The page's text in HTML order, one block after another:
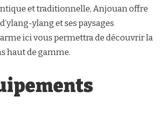
et traditionnelle, Anjouan offre
ylang et ses paysages
ici vous permettra de découvrir la
haut de gamme.